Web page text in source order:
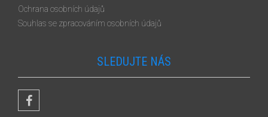
Ochrana osobních údajů
Souhlas se zpracováním osobních údajů
SLEDUJTE NÁS